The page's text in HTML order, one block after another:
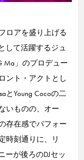
ロアを盛り上げる
して活躍するジュ
Ma」のプロデュー
ント・アクトとし
とYoung Cocoの二
いものの、オー
存在感でパフォー
時刻通りに、リ
ーが後ろのDJセッ